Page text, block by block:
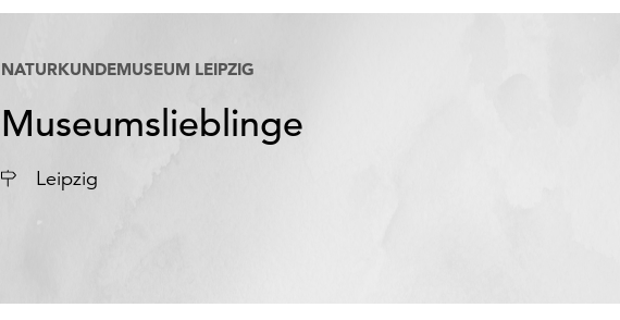
NATURKUNDEMUSEUM LEIPZIG
Museumslieblinge
Ort Leipzig